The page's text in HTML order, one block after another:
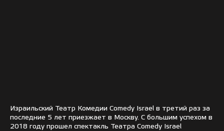
Израильский Театр Комедии Comedy Israel в третий раз за
последние 5 лет приезжает в Москву. С большим успехом в
2018 году прошел спектакль Театра Comedy Israel